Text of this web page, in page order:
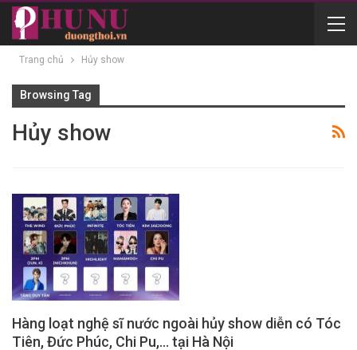
Trang chủ Hủy show
Browsing Tag
Hủy show
Hàng loạt nghệ sĩ nước ngoài hủy show diễn có Tóc
Tiên, Đức Phúc, Chi Pu,… tại Hà Nội